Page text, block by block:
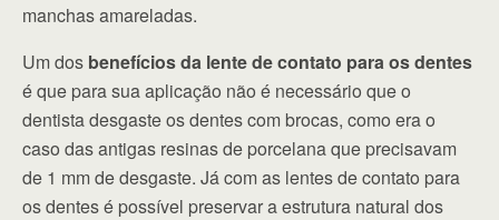
manchas amareladas.
Um dos benefícios da lente de contato para os dentes
é que para sua aplicação não é necessário que o
dentista desgaste os dentes com brocas, como era o
caso das antigas resinas de porcelana que precisavam
de 1 mm de desgaste. Já com as lentes de contato para
os dentes é possível preservar a estrutura natural dos